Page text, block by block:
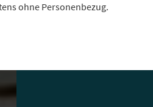
ohne Personenbezug.